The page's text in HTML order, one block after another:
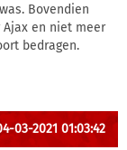
Bovendien
en niet meer
bedragen.
03-2021 01:03:42